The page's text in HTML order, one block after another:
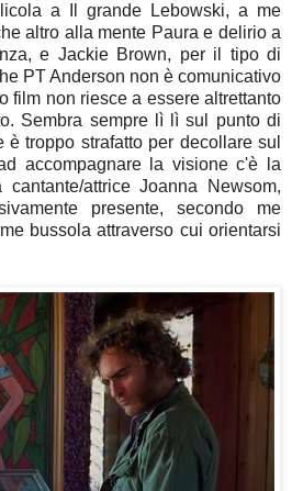
a Il grande Lebowski, a me
altro alla mente Paura e delirio a
e Jackie Brown, per il tipo di
PT Anderson non è comunicativo
film non riesce a essere altrettanto
Sembra sempre lì lì sul punto di
troppo strafatto per decollare sul
accompagnare la visione c'è la
attrice Joanna Newsom,
presente, secondo me
bussola attraverso cui orientarsi